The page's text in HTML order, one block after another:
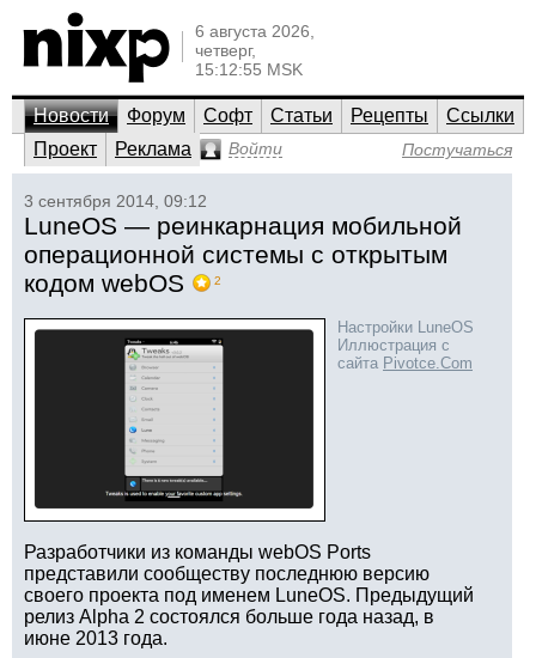
6 августа 2026,
четверг,
15:12:55 MSK
Новости Форум Софт Статьи Рецепты
Ссылки
Проект
Реклама Войти Постучаться
3 сентября 2014, 09:12
LuneOS — реинкарнация мобильной
операционной системы с открытым
кодом webOS
2
Настройки LuneOS
Иллюстрация с
сайта Pivotce.Com
Разработчики из команды webOS Ports
представили сообществу последнюю версию
своего проекта под именем LuneOS. Предыдущий
релиз Alpha 2 состоялся больше года назад, в
июне 2013 года.